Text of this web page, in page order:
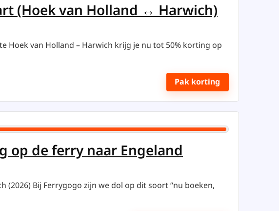
(Hoek van Holland ↔ Harwich)
Hoek van Holland – Harwich krijg je nu tot 50% korting op
Pak korting
op de ferry naar Engeland
(2026) Bij Ferrygogo zijn we dol op dit soort “nu boeken,